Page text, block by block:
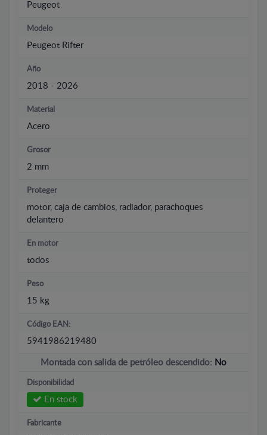
Peugeot
Modelo
Peugeot Rifter
Año
2018 - 2026
Material
Acero
Grosor
2 mm
Proteger
motor, caja de cambios, radiador, parachoques
delantero
En motor
todos
Peso
15 kg
Código EAN:
5941986219480
Montada con salida de petróleo descendido: No
Disponibilidad
En stock
Fabricante